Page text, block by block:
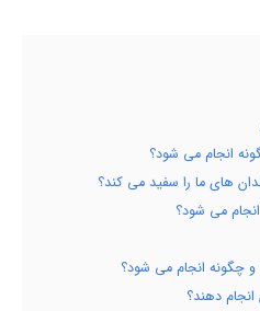
انجام می شود؟
های ما را سفید می کند؟
می شود؟
چگونه انجام می شود؟
دهند؟